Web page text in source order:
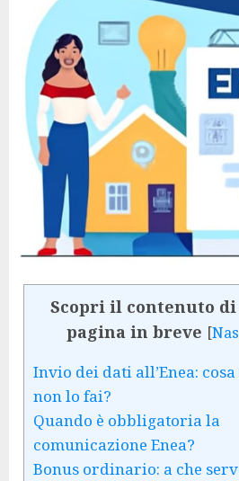
Scopri il contenuto di
pagina in breve [
Invio dei dati all’Enea:
non lo fai?
Quando è obbligatoria la
comunicazione Enea?
Bonus ordinario: a che